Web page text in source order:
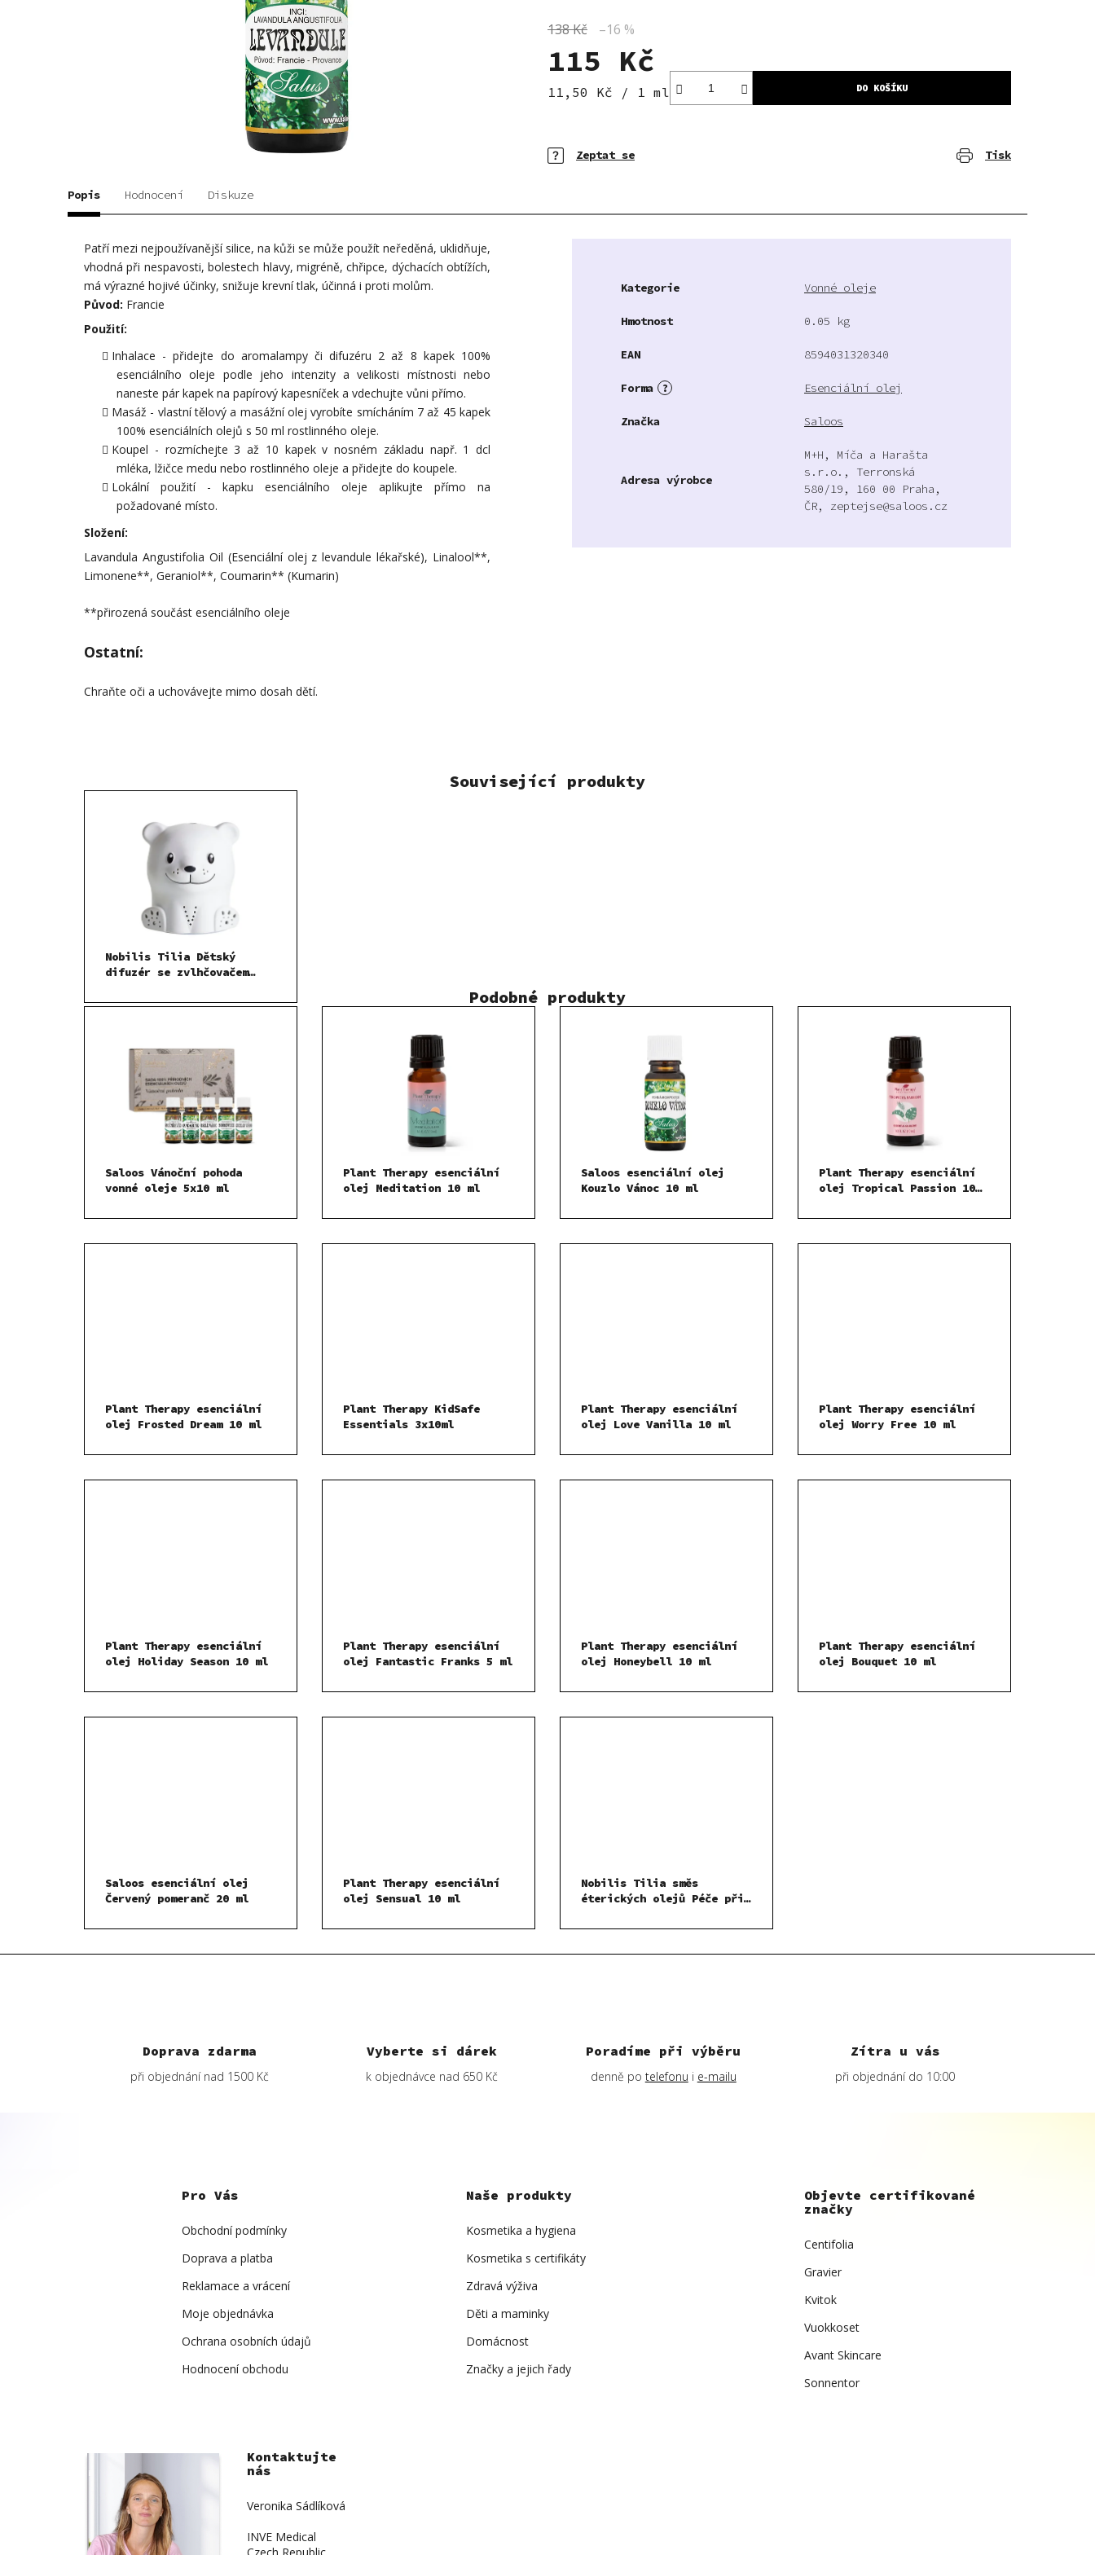
138 Kč –16 %
115 Kč
Měrná cena:
11,50 Kč / 1 ml DO KOŠÍKU
Tisk
Zeptat se
Doprava zdarma
při objednání nad 1500 Kč
Vyberte si dárek
k objednávce nad 650 Kč
Poradíme při výběru
denně po telefonu i e-mailu
Zítra u vás
při objednání do 10:00
Popis Hodnocení Diskuze
Patří mezi nejpoužívanější silice, na kůži se může použít neředěná, uklidňuje,
vhodná při nespavosti, bolestech hlavy, migréně, chřipce, dýchacích obtížích,
má výrazné hojivé účinky, snižuje krevní tlak, účinná i proti molům.
Původ: Francie
Použití:
Inhalace - přidejte do aromalampy či difuzéru 2 až 8 kapek 100%
esenciálního oleje podle jeho intenzity a velikosti místnosti nebo
naneste pár kapek na papírový kapesníček a vdechujte vůni přímo.
Masáž - vlastní tělový a masážní olej vyrobíte smícháním 7 až 45 kapek
100% esenciálních olejů s 50 ml rostlinného oleje.
Koupel - rozmíchejte 3 až 10 kapek v nosném základu např. 1 dcl
mléka, lžičce medu nebo rostlinného oleje a přidejte do koupele.
Lokální použití - kapku esenciálního oleje aplikujte přímo na
požadované místo.
Složení:
Lavandula Angustifolia Oil (Esenciální olej z levandule lékařské), Linalool**,
Limonene**, Geraniol**, Coumarin** (Kumarin)
**přirozená součást esenciálního oleje
Ostatní:
Chraňte oči a uchovávejte mimo dosah dětí.
Kategorie Vonné oleje
Hmotnost 0.05 kg
EAN 8594031320340
?
Forma Esenciální olej
Značka Saloos
Adresa výrobce
M+H, Míča a Harašta
s.r.o., Terronská
580/19, 160 00 Praha,
ČR, zeptejse@saloos.cz
Související produkty
Nobilis Tilia Dětský
difuzér se zvlhčovačem
Podobné produkty
Saloos Vánoční pohoda
vonné oleje 5x10 ml
Plant Therapy esenciální
olej Meditation 10 ml
Saloos esenciální olej
Kouzlo Vánoc 10 ml
Plant Therapy esenciální
olej Tropical Passion 10
Plant Therapy esenciální
olej Frosted Dream 10 ml
Plant Therapy KidSafe
Essentials 3x10ml
Plant Therapy esenciální
olej Love Vanilla 10 ml
Plant Therapy esenciální
olej Worry Free 10 ml
Plant Therapy esenciální
olej Holiday Season 10 ml
Plant Therapy esenciální
olej Fantastic Franks 5 ml
Plant Therapy esenciální
olej Honeybell 10 ml
Plant Therapy esenciální
olej Bouquet 10 ml
Saloos esenciální olej
Červený pomeranč 20 ml
Plant Therapy esenciální
olej Sensual 10 ml
Nobilis Tilia směs
éterických olejů Péče při
Pro Vás
Obchodní podmínky
Doprava a platba
Reklamace a vrácení
Moje objednávka
Ochrana osobních údajů
Hodnocení obchodu
Naše produkty
Kosmetika a hygiena
Kosmetika s certifikáty
Zdravá výživa
Děti a maminky
Domácnost
Značky a jejich řady
Objevte certifikované
značky
Centifolia
Gravier
Kvitok
Vuokkoset
Avant Skincare
Sonnentor
Kontaktujte
nás
Veronika Sádlíková
INVE Medical
Czech Republic,